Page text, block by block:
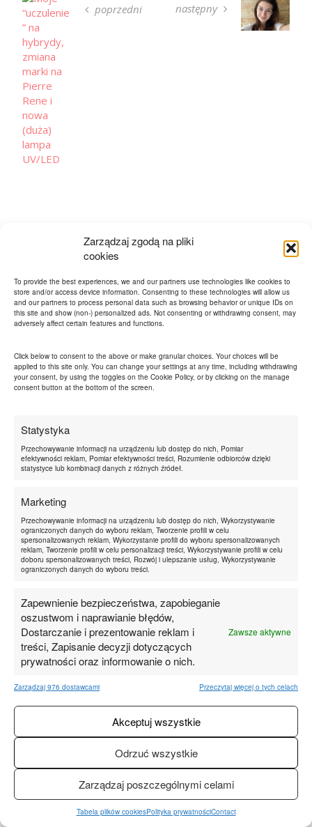
Zarządzaj zgodą na pliki
cookies
To provide the best experiences, we and our partners use technologies like cookies to
store and/or access device information. Consenting to these technologies will allow us
and our partners to process personal data such as browsing behavior or unique IDs on
this site and show (non-) personalized ads. Not consenting or withdrawing consent, may
adversely affect certain features and functions.
Click below to consent to the above or make granular choices. Your choices will be
applied to this site only. You can change your settings at any time, including withdrawing
your consent, by using the toggles on the Cookie Policy, or by clicking on the manage
consent button at the bottom of the screen.
Statystyka
Przechowywanie informacji na urządzeniu lub dostęp do nich, Pomiar
efektywności reklam, Pomiar efektywności treści, Rozumienie odbiorców dzięki
statystyce lub kombinacji danych z różnych źródeł.
Marketing
Przechowywanie informacji na urządzeniu lub dostęp do nich, Wykorzystywanie
ograniczonych danych do wyboru reklam, Tworzenie profili w celu
spersonalizowanych reklam, Wykorzystanie profili do wyboru spersonalizowanych
reklam, Tworzenie profili w celu personalizacji treści, Wykorzystywanie profili w celu
doboru spersonalizowanych treści, Rozwój i ulepszanie usług, Wykorzystywanie
ograniczonych danych do wyboru treści.
Zapewnienie bezpieczeństwa, zapobieganie
oszustwom i naprawianie błędów,
Dostarczanie i prezentowanie reklam i
treści, Zapisanie decyzji dotyczących
prywatności oraz informowanie o nich.
Zawsze aktywne
Zarządzaj 976 dostawcami Przeczytaj więcej o tych celach
Akceptuj wszystkie
Odrzuć wszystkie
Zarządzaj poszczególnymi celami
Tabela plików cookiesPolityka prywatnościContact
poprzedni następny
Sprawdź także
Bo te blogerki, to takie słupy reklamowe…
POSTED
ON
28 MARCA, 2018
Subscribe